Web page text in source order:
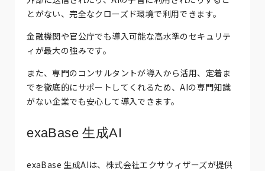
とがない、完全なクローズド環境で利用できます。
金融機関や官公庁でも導入可能な高水準のセキュリテ
ィが最大の強みです。
また、専門のコンサルタントが導入から活用、定着ま
でを徹底的にサポートしてくれるため、AIの専門知識
がない企業でも安心して導入できます。
exaBase 生成AI
exaBase 生成AIは、株式会社エクサウィザーズが提供